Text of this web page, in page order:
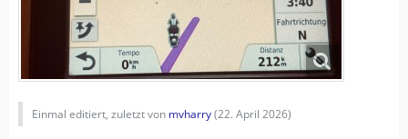
Einmal editiert, zuletzt von mvharry(22. April 2026)